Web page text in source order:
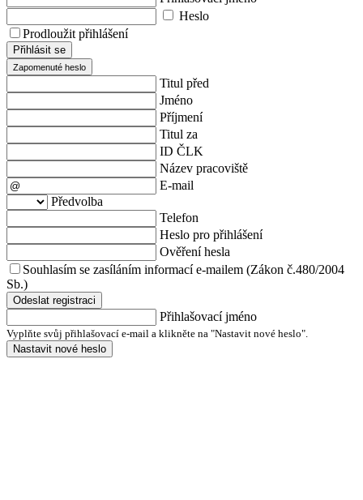
Heslo
Prodloužit přihlášení
Přihlásit se
Zapomenuté heslo
Titul před
Jméno
Příjmení
Titul za
ID ČLK
Název pracoviště
E-mail
Předvolba
Telefon
Heslo pro přihlášení
Ověření hesla
Souhlasím se zasíláním informací e-mailem (Zákon č.480/2004
Sb.)
Odeslat registraci
Přihlašovací jméno
Vyplňte svůj přihlašovací e-mail a klikněte na "Nastavit nové heslo".
Nastavit nové heslo